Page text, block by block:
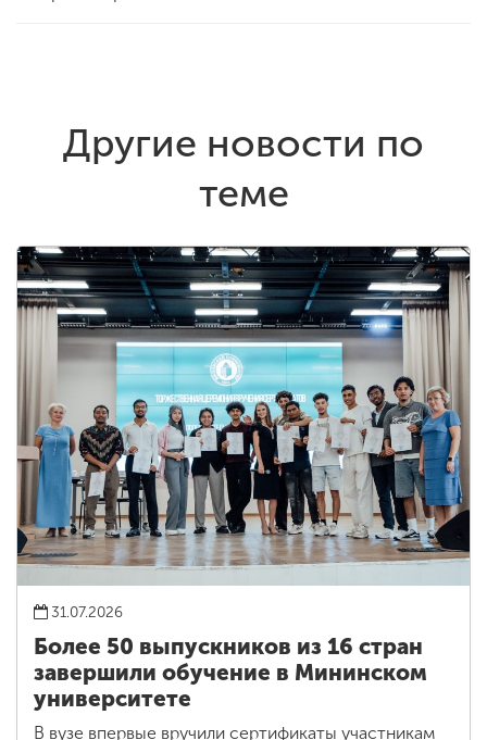
Другие новости по
теме
31.07.2026
Более 50 выпускников из 16 стран
завершили обучение в Мининском
университете
В вузе впервые вручили сертификаты участникам